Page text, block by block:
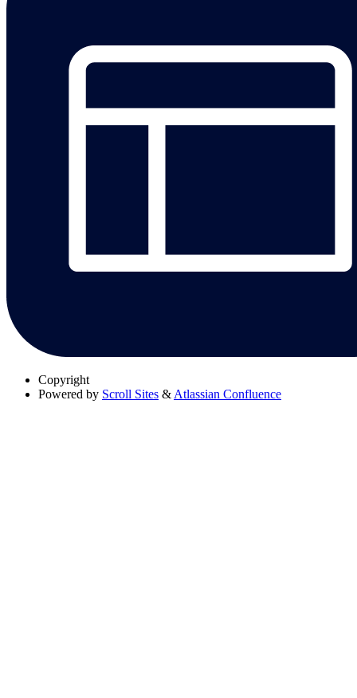
Copyright
Powered by Scroll Sites & Atlassian Confluence